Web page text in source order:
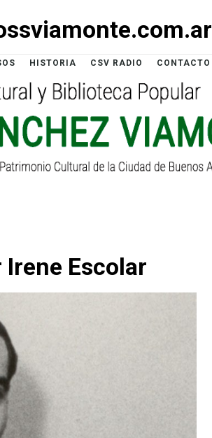
HISTORIA CSV RADIO CONTACTO
Escolar